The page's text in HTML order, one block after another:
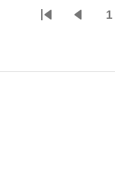
First
1